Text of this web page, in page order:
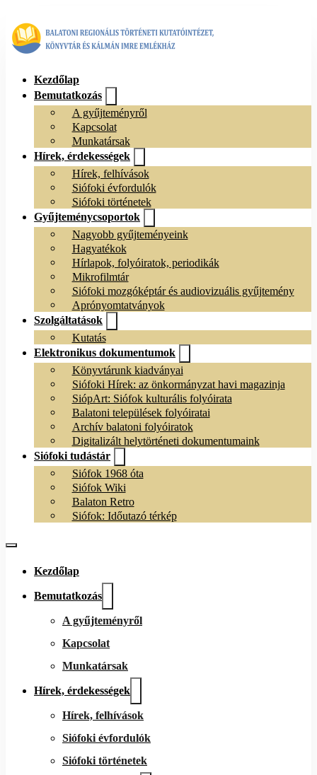
Kezdőlap
Bemutatkozás
A gyűjteményről
Kapcsolat
Munkatársak
Hírek, érdekességek
Hírek, felhívások
Siófoki évfordulók
Siófoki történetek
Gyűjteménycsoportok
Nagyobb gyűjteményeink
Hagyatékok
Hírlapok, folyóiratok, periodikák
Mikrofilmtár
Siófoki mozgóképtár és audiovizuális gyűjtemény
Aprónyomtatványok
Szolgáltatások
Kutatás
Elektronikus dokumentumok
Könyvtárunk kiadványai
Siófoki Hírek: az önkormányzat havi magazinja
SiópArt: Siófok kulturális folyóirata
Balatoni települések folyóiratai
Archív balatoni folyóiratok
Digitalizált helytörténeti dokumentumaink
Siófoki tudástár
Siófok 1968 óta
Siófok Wiki
Balaton Retro
Siófok: Időutazó térkép
Kezdőlap
Bemutatkozás
A gyűjteményről
Kapcsolat
Munkatársak
Hírek, érdekességek
Hírek, felhívások
Siófoki évfordulók
Siófoki történetek